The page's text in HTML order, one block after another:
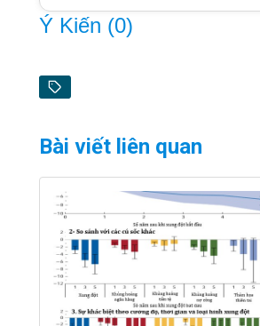
Ý Kiến (0)
Bài viết liên quan